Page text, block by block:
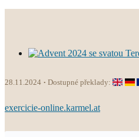
28.11.2024 Dostupné překlady:
exercicie-online.karmel.at